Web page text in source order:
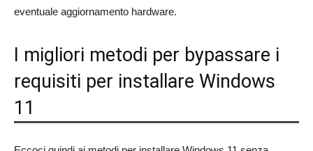
eventuale aggiornamento hardware.
I migliori metodi per bypassare i
requisiti per installare Windows
11